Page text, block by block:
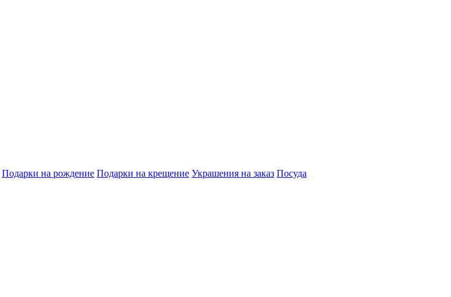
Подарки на рождение Подарки на крещение Украшения на заказ Посуда